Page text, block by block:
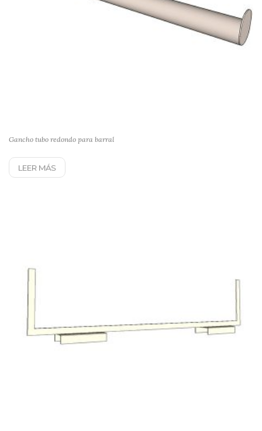
Gancho tubo redondo para barral
LEER MÁS